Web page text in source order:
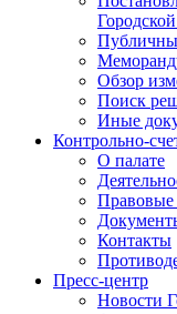
Обзор
Поиск
Иные
Контрольно-
О палате
Контакты
Пресс-центр
Новости